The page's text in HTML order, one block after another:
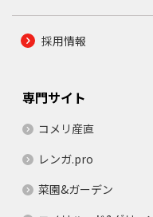
採用情報
専門サイト
コメリ産直
レンガ.pro
菜園&ガーデン